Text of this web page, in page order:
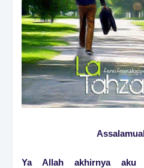
Ya Allah akhirnya aku